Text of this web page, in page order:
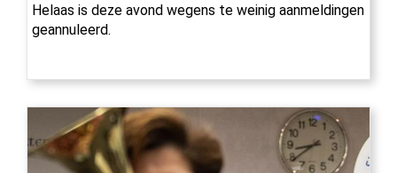
Helaas is deze avond wegens te weinig aanmeldingen
geannuleerd.